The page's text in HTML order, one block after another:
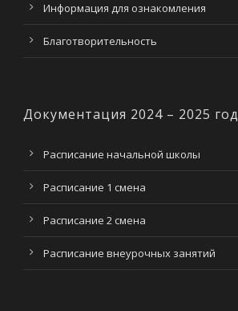
Информация для ознакомления
Благотворительность
Документация 2024 – 2025 год
Расписание начальной школы
Расписание 1 смена
Расписание 2 смена
Расписание внеурочных занятий